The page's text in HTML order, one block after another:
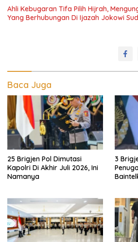
Ahli Kebugaran Tifa Pilih Hijrah,
Yang Berhubungan Di Ijazah Jokowi
Baca Juga
25 Brigjen Pol Dimutasi
Kapolri Di Akhir Juli 2026, Ini
Namanya
3